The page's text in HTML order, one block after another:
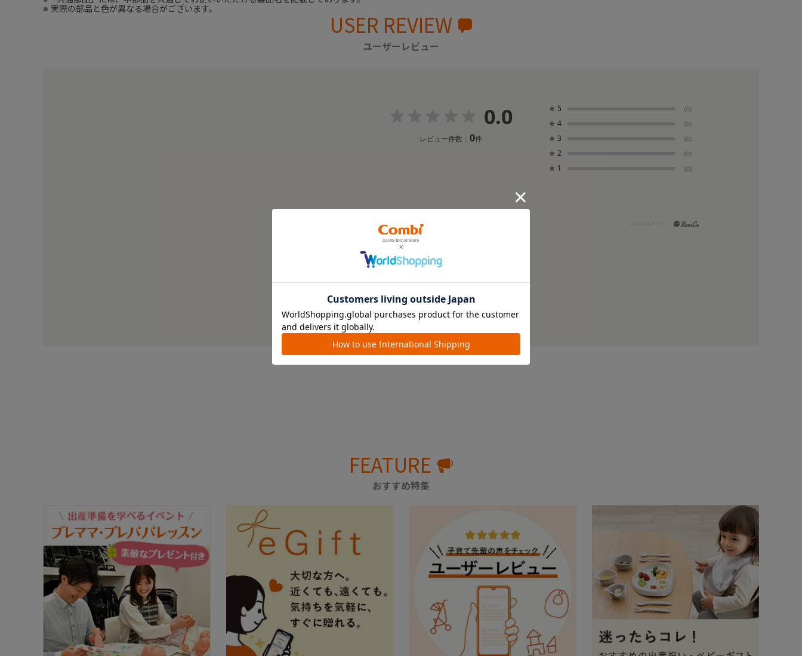
※ 実際の部品と色が異なる場合がございます。
USER REVIEW
ユーザーレビュー
0.0
レビュー件数： 0件
★ 5 (0)
★ 4 (0)
★ 3 (0)
★ 2 (0)
★ 1 (0)
レビューはありません。
※レビューを書くにはログインが必要です。
レビューを書いてクーポン＆プレゼントをもらおう！
FEATURE
おすすめ特集